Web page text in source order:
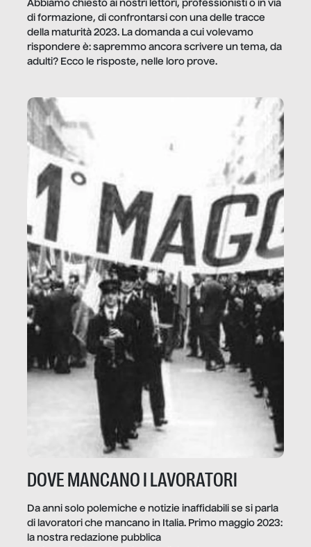
Abbiamo chiesto ai nostri lettori, professionisti o in via
di formazione, di confrontarsi con una delle tracce
della maturità 2023. La domanda a cui volevamo
rispondere è: sapremmo ancora scrivere un tema, da
adulti? Ecco le risposte, nelle loro prove.
DOVE MANCANO I LAVORATORI
Da anni solo polemiche e notizie inaffidabili se si parla
di lavoratori che mancano in Italia. Primo maggio 2023:
la nostra redazione pubblica